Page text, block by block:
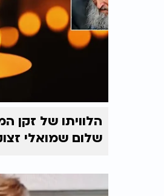
הלוויתו של זקן
שלום שמואלי